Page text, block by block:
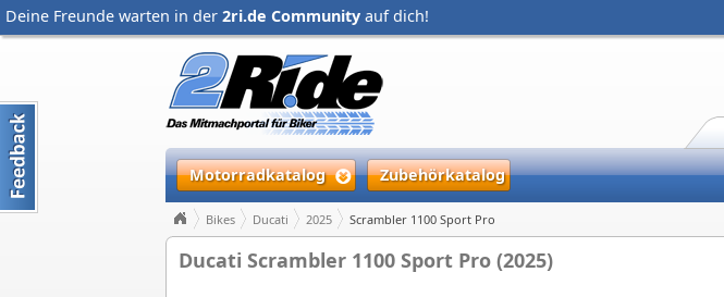
Deine Freunde warten in der 2ri.de Community auf dich!
Motorradkatalog Zubehörkatalog
Bikes Ducati 2025 Scrambler 1100 Sport Pro
Ducati Scrambler 1100 Sport Pro (2025)